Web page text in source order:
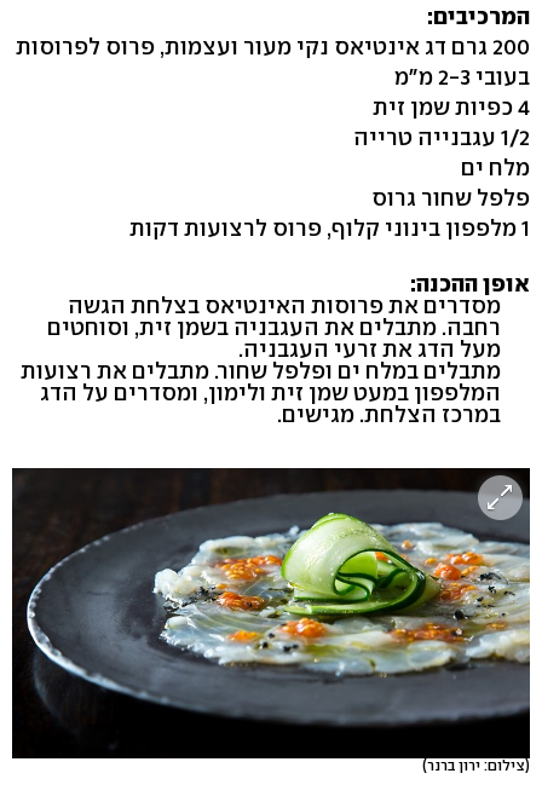
המרכיבים:
200 גרם דג אינטיאס נקי מעור ועצמות, פרוס לפרוסות
בעובי 2-3 מ"מ
4 כפיות שמן זית
1/2 עגבנייה טרייה
מלח ים
פלפל שחור גרוס
1 מלפפון בינוני קלוף, פרוס לרצועות דקות
אופן ההכנה:
מסדרים את פרוסות האינטיאס בצלחת הגשה
רחבה. מתבלים את העגבניה בשמן זית, וסוחטים
מעל הדג את זרעי העגבניה.
מתבלים במלח ים ופלפל שחור. מתבלים את רצועות
המלפפון במעט שמן זית ולימון, ומסדרים על הדג
במרכז הצלחת. מגישים.
(צילום: ירון ברנר)